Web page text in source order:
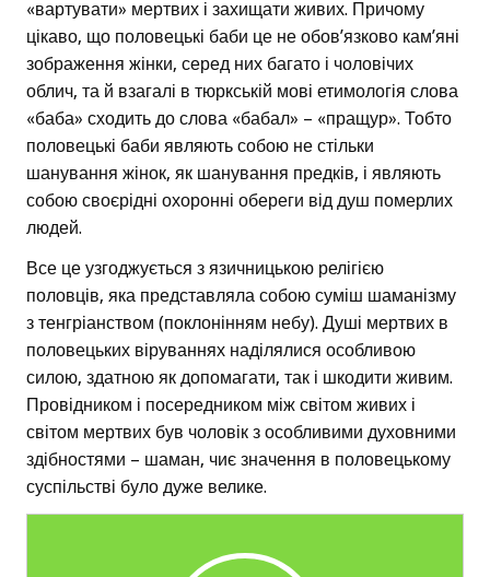
«вартувати» мертвих і захищати живих. Причому
цікаво, що половецькі баби це не обов’язково кам’яні
зображення жінки, серед них багато і чоловічих
облич, та й взагалі в тюркській мові етимологія слова
«баба» сходить до слова «бабал» – «пращур». Тобто
половецькі баби являють собою не стільки
шанування жінок, як шанування предків, і являють
собою своєрідні охоронні обереги від душ померлих
людей.
Все це узгоджується з язичницькою релігією
половців, яка представляла собою суміш шаманізму
з тенгріанством (поклонінням небу). Душі мертвих в
половецьких віруваннях наділялися особливою
силою, здатною як допомагати, так і шкодити живим.
Провідником і посередником між світом живих і
світом мертвих був чоловік з особливими духовними
здібностями – шаман, чиє значення в половецькому
суспільстві було дуже велике.